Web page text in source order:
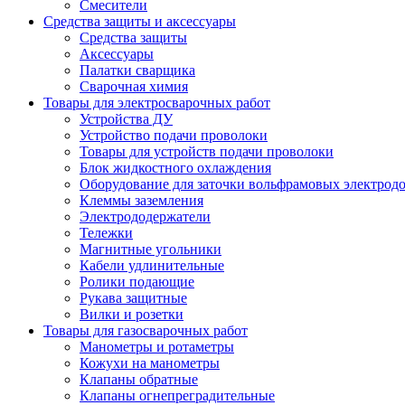
Смесители
Средства защиты и аксессуары
Средства защиты
Аксессуары
Палатки сварщика
Сварочная химия
Товары для электросварочных работ
Устройства ДУ
Устройство подачи проволоки
Товары для устройств подачи проволоки
Блок жидкостного охлаждения
Оборудование для заточки вольфрамовых
Клеммы заземления
Электрододержатели
Тележки
Магнитные угольники
Кабели удлинительные
Ролики подающие
Рукава защитные
Вилки и розетки
Товары для газосварочных работ
Манометры и ротаметры
Кожухи на манометры
Клапаны обратные
Клапаны огнепреградительные